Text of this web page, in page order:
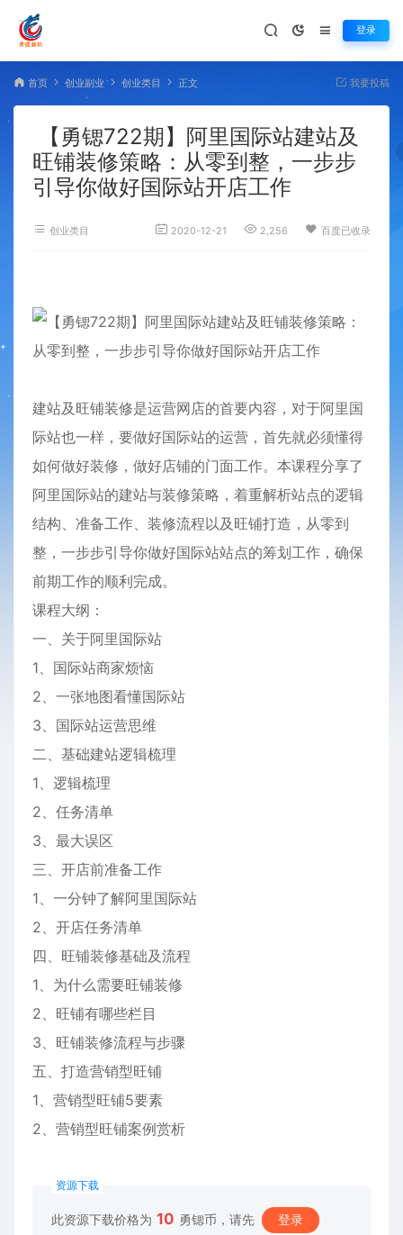
登录
首页 创业副业 创业类目 正文 我要投稿
【勇锶722期】阿里国际站建站及
旺铺装修策略：从零到整，一步步
引导你做好国际站开店工作
创业类目 2020-12-21 2,256 百度已收录
建站及旺铺装修是运营网店的首要内容，对于阿里国
际站也一样，要做好国际站的运营，首先就必须懂得
如何做好装修，做好店铺的门面工作。本课程分享了
阿里国际站的建站与装修策略，着重解析站点的逻辑
结构、准备工作、装修流程以及旺铺打造，从零到
整，一步步引导你做好国际站站点的筹划工作，确保
前期工作的顺利完成。
课程大纲：
一、关于阿里国际站
1、国际站商家烦恼
2、一张地图看懂国际站
3、国际站运营思维
二、基础建站逻辑梳理
1、逻辑梳理
2、任务清单
3、最大误区
三、开店前准备工作
1、一分钟了解阿里国际站
2、开店任务清单
四、旺铺装修基础及流程
1、为什么需要旺铺装修
2、旺铺有哪些栏目
3、旺铺装修流程与步骤
五、打造营销型旺铺
1、营销型旺铺5要素
2、营销型旺铺案例赏析
资源下载
此资源下载价格为 10 勇锶币，请先 登录